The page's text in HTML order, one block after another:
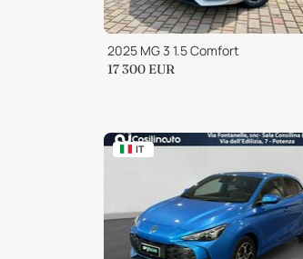
2025 MG 3 1.5 Comfort
17 300 EUR
IT